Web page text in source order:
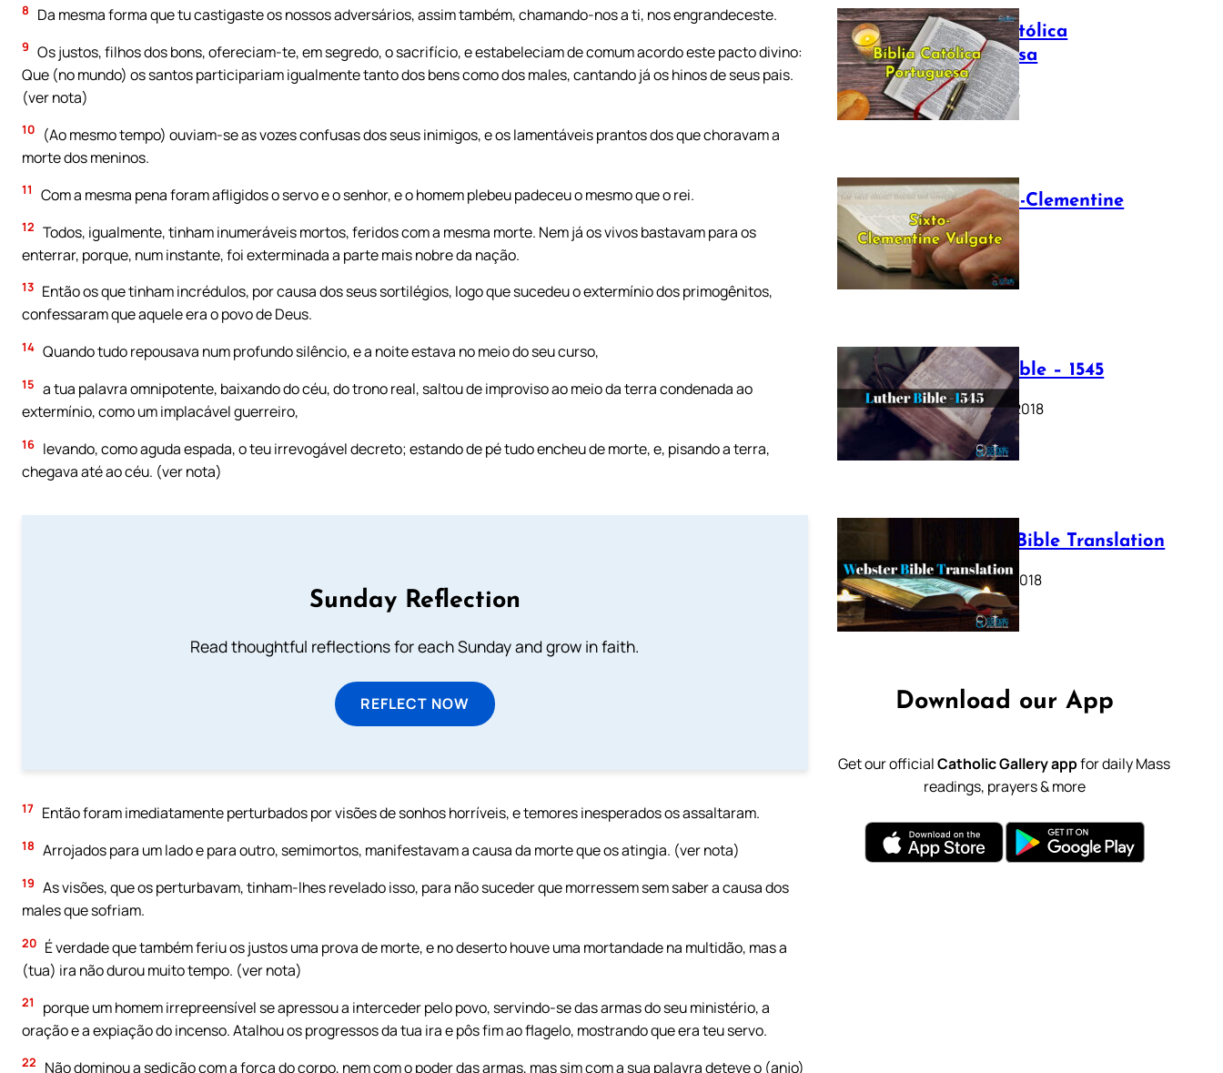
8 Da mesma forma que tu castigaste os nossos adversários, assim também, chamando-nos a ti, nos engrandeceste.
9 Os justos, filhos dos bons, ofereciam-te, em segredo, o sacrifício, e estabeleciam de comum acordo este pacto divino:
Que (no mundo) os santos participariam igualmente tanto dos bens como dos males, cantando já os hinos de seus pais.
(ver nota)
10
(Ao mesmo tempo) ouviam-se as vozes confusas dos seus inimigos, e os lamentáveis prantos dos que choravam a
morte dos meninos.
11 Com a mesma pena foram afligidos o servo e o senhor, e o homem plebeu padeceu o mesmo que o rei.
12 Todos, igualmente, tinham inumeráveis mortos, feridos com a mesma morte. Nem já os vivos bastavam para os
enterrar, porque, num instante, foi exterminada a parte mais nobre da nação.
13 Então os que tinham incrédulos, por causa dos seus sortilégios, logo que sucedeu o extermínio dos primogênitos,
confessaram que aquele era o povo de Deus.
14 Quando tudo repousava num profundo silêncio, e a noite estava no meio do seu curso,
15 a tua palavra omnipotente, baixando do céu, do trono real, saltou de improviso ao meio da terra condenada ao
extermínio, como um implacável guerreiro,
16 levando, como aguda espada, o teu irrevogável decreto; estando de pé tudo encheu de morte, e, pisando a terra,
chegava até ao céu. (ver nota)
Sunday Reflection
Read thoughtful reflections for each Sunday and grow in faith.
REFLECT NOW
17 Então foram imediatamente perturbados por visões de sonhos horríveis, e temores inesperados os assaltaram.
18 Arrojados para um lado e para outro, semimortos, manifestavam a causa da morte que os atingia. (ver nota)
19 As visões, que os perturbavam, tinham-lhes revelado isso, para não suceder que morressem sem saber a causa dos
males que sofriam.
20 É verdade que também feriu os justos uma prova de morte, e no deserto houve uma mortandade na multidão, mas a
(tua) ira não durou muito tempo. (ver nota)
21
porque um homem irrepreensível se apressou a interceder pelo povo, servindo-se das armas do seu ministério, a
oração e a expiação do incenso. Atalhou os progressos da tua ira e pôs fim ao flagelo, mostrando que era teu servo.
22
Não dominou a sedição com a força do corpo, nem com o poder das armas, mas sim com a sua palavra deteve o (anjo)
Bíblia Católica
Portuguesa
July 16, 2025
The Sixto-Clementine
Vulgate
July 12, 2025
Luther Bible – 1545
October 17, 2018
Webster Bible Translation
October 11, 2018
Download our App
Get our officialCatholic Gallery appfor daily Mass
readings, prayers & more